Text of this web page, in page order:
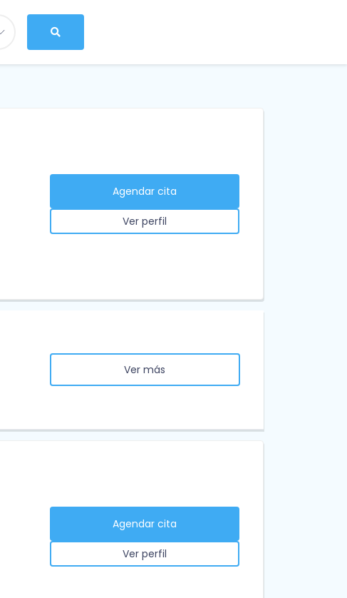
Agendar cita
Ver perfil
Ver más
Agendar cita
Ver perfil